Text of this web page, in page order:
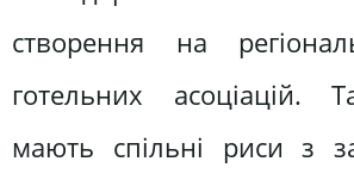
створення на
готельних асоціацій.
мають спільні риси з